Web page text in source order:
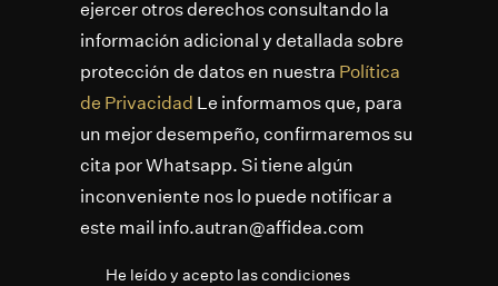
ejercer otros derechos consultando la
información adicional y detallada sobre
protección de datos en nuestra Política
de Privacidad Le informamos que, para
un mejor desempeño, confirmaremos su
cita por Whatsapp. Si tiene algún
inconveniente nos lo puede notificar a
este mail info.autran@affidea.com
He leído y acepto las condiciones